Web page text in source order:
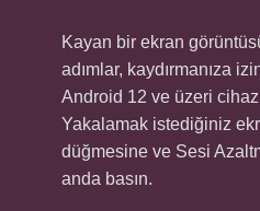
Kayan bir ekran
adımlar, kaydırmanıza
Android 12 ve üzeri
Yakalamak istediğiniz
düğmesine ve Sesi
anda basın.